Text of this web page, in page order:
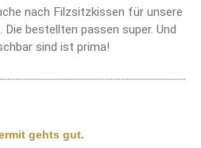
nach Filzsitzkissen für unsere
bestellten passen super. Und
sind ist prima!
of 5 stars
gehts gut.